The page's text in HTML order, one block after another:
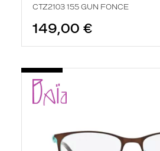
CTZ2103 155 GUN FONCE
149,00 €